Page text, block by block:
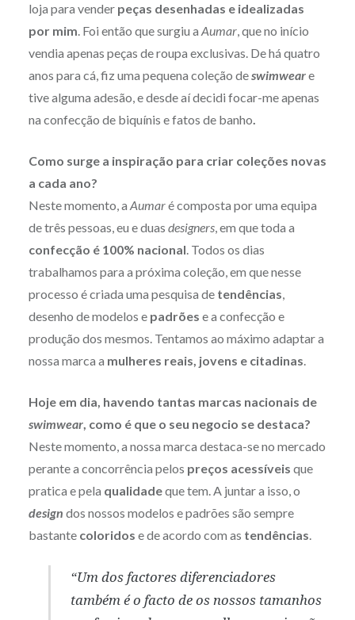
loja para vender peças desenhadas e idealizadas
por mim. Foi então que surgiu a Aumar, que no início
vendia apenas peças de roupa exclusivas. De há quatro
anos para cá, fiz uma pequena coleção deswimweare
tive alguma adesão, e desde aí decidi focar-me apenas
na confecção de biquínis e fatos de banho.
Como surge a inspiração para criar coleções novas
a cada ano?
Neste momento, a Aumaré composta por uma equipa
de três pessoas, eu e duas designers, em que toda a
confecção é 100% nacional. Todos os dias
trabalhamos para a próxima coleção, em que nesse
processo é criada uma pesquisa de tendências,
desenho de modelos e padrões e a confecção e
produção dos mesmos. Tentamos ao máximo adaptar a
nossa marca a mulheres reais, jovens e citadinas.
Hoje em dia, havendo tantas marcas nacionais de
swimwear, como é que o seu negocio se destaca?
Neste momento, a nossa marca destaca-se no mercado
perante a concorrência pelos preços acessíveis que
pratica e pela qualidadeque tem. A juntar a isso, o
design dos nossos modelos e padrões são sempre
bastante coloridos e de acordo com as tendências.
“Um dos factores diferenciadores
também é o facto de os nossos tamanhos